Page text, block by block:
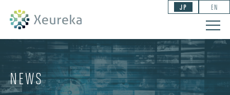
NEWS
EN
JP